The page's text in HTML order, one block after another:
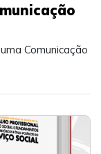
Comunicação